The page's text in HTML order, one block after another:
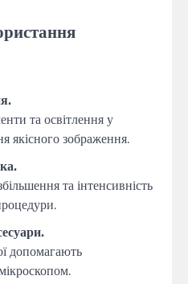
та освітлення у
якісного зображення.
та інтенсивність
допомагають